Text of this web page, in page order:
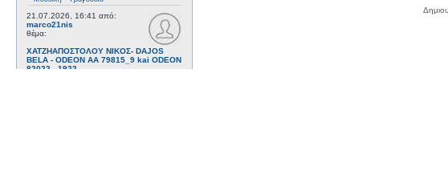
21.07.2026, 16:41 από:
marco21nis
θέμα:
ΧΑΤΖΗΑΠΟΣΤΟΛΟΥ ΝΙΚΟΣ- DAJOS
BELA - ODEON AA 79815_9 kai ODEON
82022 - 1922